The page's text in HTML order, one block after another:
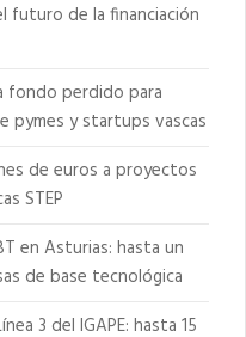
futuro de la financiación
fondo perdido para
pymes y startups vascas
de euros a proyectos
STEP
en Asturias: hasta un
de base tecnológica
3 del IGAPE: hasta 15